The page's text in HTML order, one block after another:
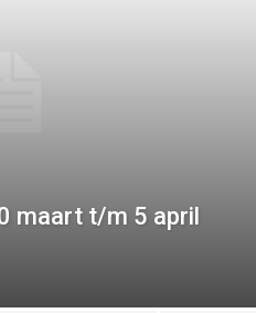
maart t/m 5 april